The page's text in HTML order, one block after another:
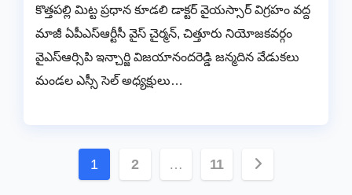
కొత్తపల్లి మిట్ట ప్రధాన కూడలి డాక్టర్ వైయస్సార్ విగ్రహం వద్ద
మాజీ ఏపీఎస్ఆర్టీసీ వైస్ చైర్మన్, చిత్తూరు నియోజకవర్గం
వైఎస్ఆర్సిపి ఇన్చార్జి విజయానందరెడ్డి జన్మదిన వేడుకలు
మండల ఎస్సీ సెల్ అధ్యక్షులు…
Posts
1 2 … 11